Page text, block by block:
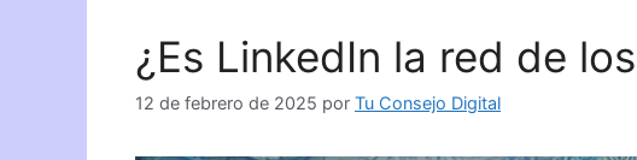
¿Es LinkedIn la red de
12 de febrero de 2025 por Tu Consejo Digital